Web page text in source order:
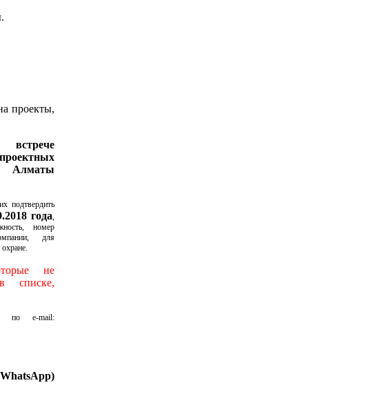
проекты,
подтвердить
года,
номер
для
не
в списке,
по е-mail: